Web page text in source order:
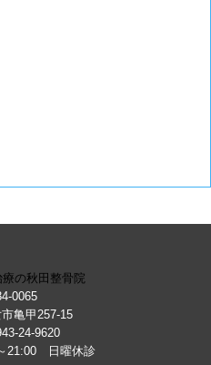
0065
亀甲257-15
24-9620
21:00 日曜休診